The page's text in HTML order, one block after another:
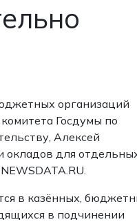
организаций
Госдумы по
Алексей
окладов для
в казённых,
в подчинении